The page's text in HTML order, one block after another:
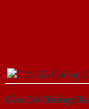
Cửa Gỗ Chống